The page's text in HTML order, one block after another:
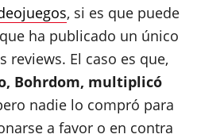
, si es que puede
ha publicado un único
reviews. El caso es que,
Bohrdom, multiplicó
nadie lo compró para
a favor o en contra